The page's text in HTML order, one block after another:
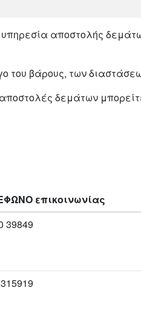
αποστολής
του βάρους, των
δεμάτων
επικοινωνίας
39849